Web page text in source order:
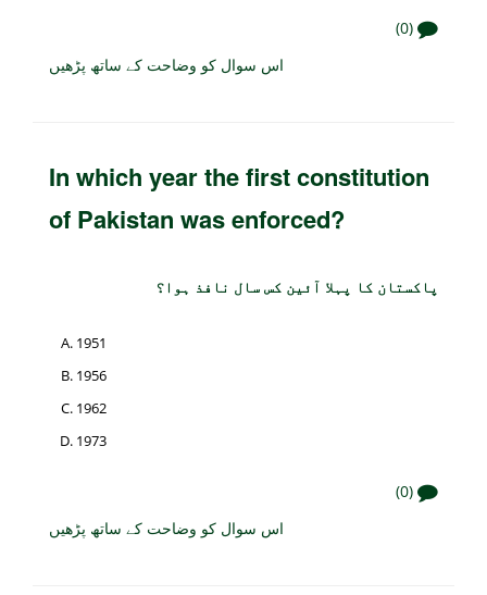
(0)
اس سوال کو وضاحت کے ساتھ پڑھیں
In which year the first constitution
of Pakistan was enforced?
پاکستان کا پہلا آئین کس سال نافذ ہوا؟
1951
1956
1962
1973
(0)
اس سوال کو وضاحت کے ساتھ پڑھیں